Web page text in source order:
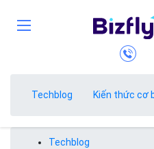
Techblog Kiến thức cơ
Techblog